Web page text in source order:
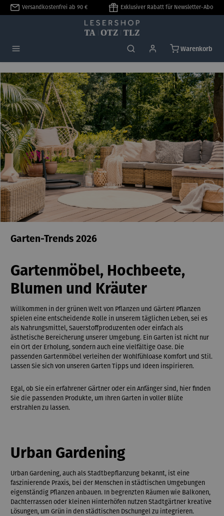
springen
Versandkostenfrei ab 90 € Exklusiver Rabatt für Newsletter-Abo
Warenkorb
Garten-Trends 2026
Gartenmöbel, Hochbeete,
Blumen und Kräuter
Willkommen in der grünen Welt von Pflanzen und Gärten! Pflanzen
spielen eine entscheidende Rolle in unserem täglichen Leben, sei es
als Nahrungsmittel, Sauerstoffproduzenten oder einfach als
ästhetische Bereicherung unserer Umgebung. Ein Garten ist nicht nur
ein Ort der Erholung, sondern auch eine vielfältige Oase. Die
passenden Gartenmöbel verleihen der Wohlfühloase Komfort und Stil.
Lassen Sie sich von unseren Garten Tipps und Ideen inspirieren.
Egal, ob Sie ein erfahrener Gärtner oder ein Anfänger sind, hier finden
Sie die passenden Produkte, um Ihren Garten in voller Blüte
erstrahlen zu lassen.
Urban Gardening
Urban Gardening, auch als Stadtbepflanzung bekannt, ist eine
faszinierende Praxis, bei der Menschen in städtischen Umgebungen
eigenständig Pflanzen anbauen. In begrenzten Räumen wie Balkonen,
Dachterrassen oder kleinen Hinterhöfen nutzen Stadtgärtner kreative
Lösungen, um Grün in den städtischen Dschungel zu integrieren.